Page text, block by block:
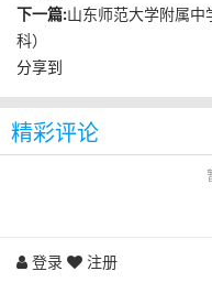
下一篇:山东师范大学附属
科）
分享到
精彩评论
登录 注册